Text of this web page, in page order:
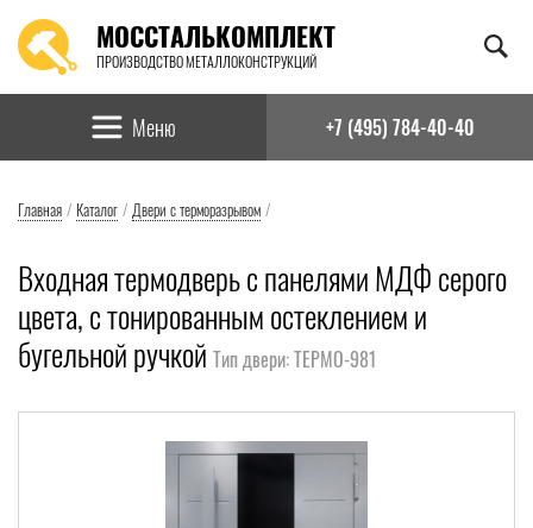
МОССТАЛЬКОМПЛЕКТ
ПРОИЗВОДСТВО МЕТАЛЛОКОНСТРУКЦИЙ
Найти:
Меню +7 (495) 784-40-40
Главная / Каталог / Двери с терморазрывом /
Входная термодверь с панелями МДФ серого
цвета, с тонированным остеклением и
бугельной ручкой Тип двери: ТЕРМО-981